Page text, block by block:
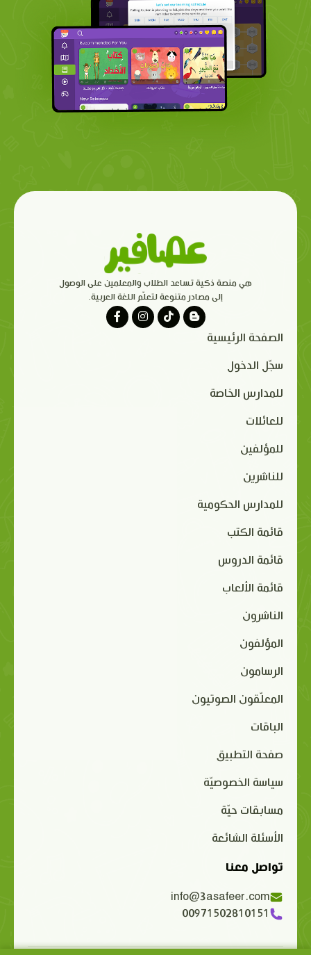
هي منصة ذكية تساعد الطلاب والمعلمين على الوصول
إلى مصادر متنوعة لتعلّم اللغة العربية.
الصفحة الرئيسية
سجّل الدخول
للمدارس الخاصة
للعائلات
للمؤلفين
للناشرين
للمدارس الحكومية
قائمة الكتب
قائمة الدروس
قائمة الألعاب
الناشرون
المؤلفون
الرسامون
المعلّقون الصوتيون
الباقات
صفحة التطبيق
سياسة الخصوصيّة
مسابقات حيّة
الأسئلة الشائعة
تواصل معنا
info@3asafeer.com
00971502810151